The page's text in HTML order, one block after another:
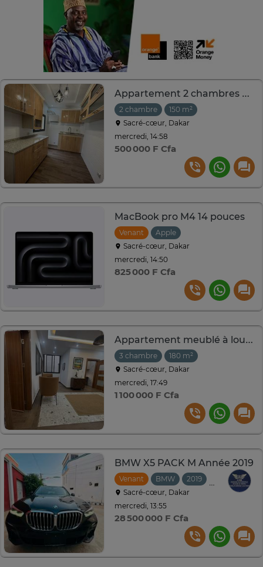
Appartement 2 chambres à louer sacré cœur derrière Pape Diop
2 chambre
150 m²
Sacré-cœur, Dakar
mercredi, 14:58
500 000 F Cfa
MacBook pro M4 14 pouces
Venant
Apple
Sacré-cœur, Dakar
mercredi, 14:50
825 000 F Cfa
Appartement meublé à louer sacré cœur derrière pape Diop
3 chambre
180 m²
Sacré-cœur, Dakar
mercredi, 17:49
1 100 000 F Cfa
BMW X5 PACK M Année 2019
Venant BMW 2019
Automatique
Sacré-cœur, Dakar
mercredi, 13:55
28 500 000 F Cfa